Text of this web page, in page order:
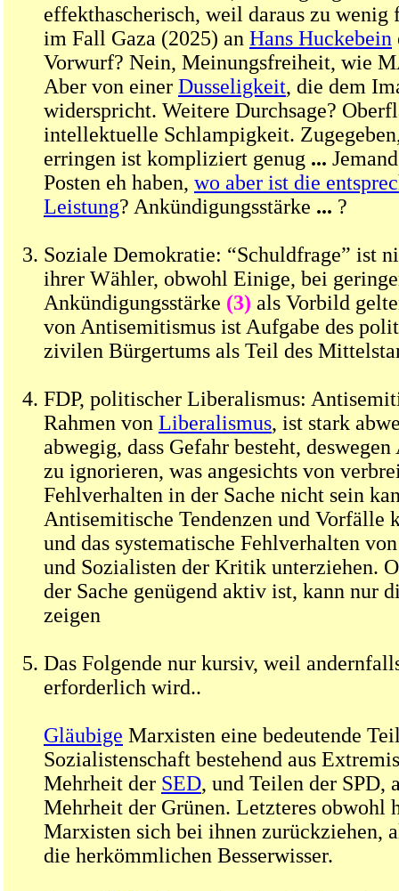
effekthascherisch, weil daraus zu wenig
im Fall Gaza (2025) an Hans Huckebein
Vorwurf? Nein, Meinungsfreiheit, wie
Aber von einer Dusseligkeit, die dem
widerspricht. Weitere Durchsage?
intellektuelle Schlampigkeit.
erringen ist kompliziert genug ...
Posten eh haben, wo aber ist die
Leistung? Ankündigungsstärke ... ?
Soziale Demokratie: “Schuldfrage” ist
ihrer Wähler, obwohl Einige, bei
Ankündigungsstärke (3) als Vorbild
von Antisemitismus ist Aufgabe des
zivilen Bürgertums als Teil des
FDP, politischer Liberalismus:
Rahmen von Liberalismus, ist stark
abwegig, dass Gefahr besteht,
zu ignorieren, was angesichts von
Fehlverhalten in der Sache nicht sein
Antisemitische Tendenzen und Vorfälle
und das systematische Fehlverhalten
und Sozialisten der Kritik unterziehen.
der Sache genügend aktiv ist, kann nur
zeigen
Das Folgende nur kursiv, weil
erforderlich wird..
Gläubige Marxisten eine bedeutende
Sozialistenschaft bestehend aus
Mehrheit der SED, und Teilen der SPD,
Mehrheit der Grünen. Letzteres obwohl
Marxisten sich bei ihnen zurückziehen,
die herkömmlichen Besserwisser.